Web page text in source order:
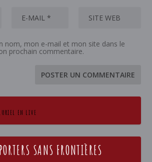
nom, mon e-mail et mon site dans le
prochain commentaire.
EN LIVE
SANS FRONTIÈRES